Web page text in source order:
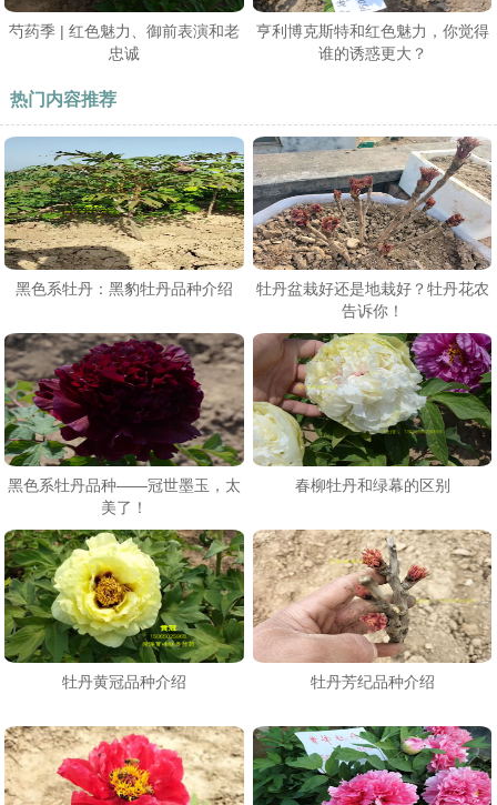
芍药季 | 红色魅力、御前表演和老
忠诚
亨利博克斯特和红色魅力，你觉得
谁的诱惑更大？
热门内容推荐
黑色系牡丹：黑豹牡丹品种介绍
牡丹盆栽好还是地栽好？牡丹花农
告诉你！
黑色系牡丹品种——冠世墨玉，太
美了！
春柳牡丹和绿幕的区别
牡丹黄冠品种介绍 牡丹芳纪品种介绍